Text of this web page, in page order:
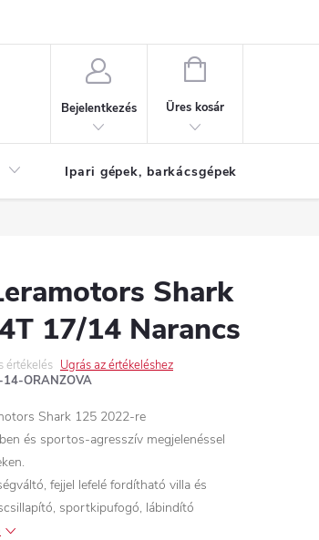
Bejelentkezés
KOSÁR
Üres kosár
Ipari gépek, barkácsgépek
Shark
17/14 Narancs
értékelés Ugrás az értékeléshez
ORANZOVA
Shark 125 2022-re
és sportos-agresszív megjelenéssel
fejjel lefelé fordítható villa és
sportkipufogó, lábindító